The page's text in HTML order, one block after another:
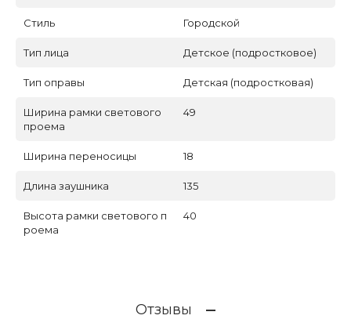
Стиль Городской
Тип лица Детское (подростковое)
Тип оправы Детская (подростковая)
Ширина рамки светового
проема
49
Ширина переносицы 18
Длина заушника 135
Высота рамки светового п
роема
40
Отзывы